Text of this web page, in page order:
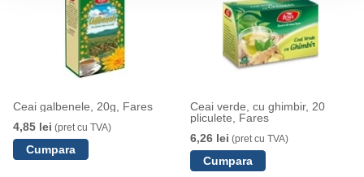
Ceai galbenele, 20g, Fares
4,85 lei (pret cu TVA)
Ceai verde, cu ghimbir, 20
pliculete, Fares
6,26 lei (pret cu TVA)